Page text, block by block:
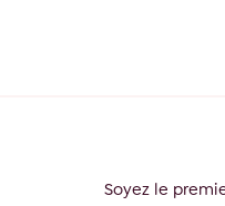
Soyez le